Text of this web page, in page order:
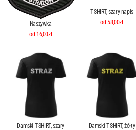
Naszywka
od 16,00zł
T-SHIRT, szary napis
od 58,00zł
Damski T-SHIRT, szary
Damski T-SHIRT, żółty